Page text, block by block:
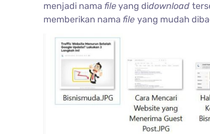
menjadi nama fileyang didownload
memberikan nama file yang mudah